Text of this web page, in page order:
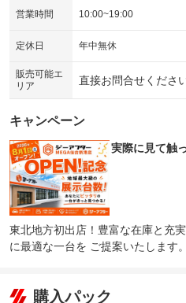
営業時間 10:00~19:00
定休日 年中無休
販売可能エ
リア
直接お問合せくださ
キャンペーン
実際に見て触
東北地方初出店！豊富な在庫と充
に最適な一台を ご提案いたします。
購入パック